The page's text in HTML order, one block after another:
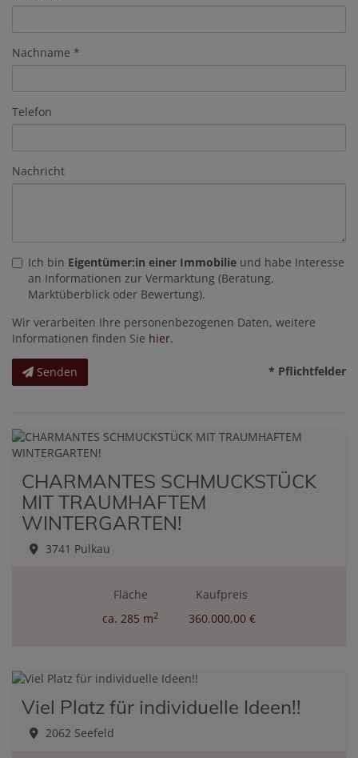
Nachname
Telefon
Nachricht
Ich bin Eigentümer:in einer Immobilie und habe Interesse
an Informationen zur Vermarktung (Beratung,
Marktüberblick oder Bewertung).
Wir verarbeiten Ihre personenbezogenen Daten, weitere
Informationen finden Sie hier.
Senden * Pflichtfelder
CHARMANTES SCHMUCKSTÜCK
MIT TRAUMHAFTEM
WINTERGARTEN!
3741 Pulkau
Fläche
ca. 285 m2
Kaufpreis
360.000,00 €
Viel Platz für individuelle Ideen!!
2062 Seefeld